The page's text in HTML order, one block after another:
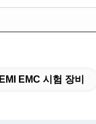
EMI EMC 시험 장비